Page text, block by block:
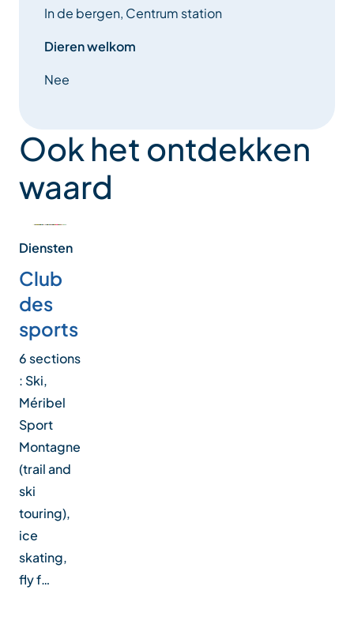
In de bergen, Centrum station
Dieren welkom
Nee
Ook het ontdekken
waard
Diensten
Club
des
sports
6 sections
: Ski,
Méribel
Sport
Montagne
(trail and
ski
touring),
ice
skating,
fly f…